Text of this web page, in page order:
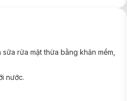
rửa mặt thừa bằng khăn mềm,
nước.